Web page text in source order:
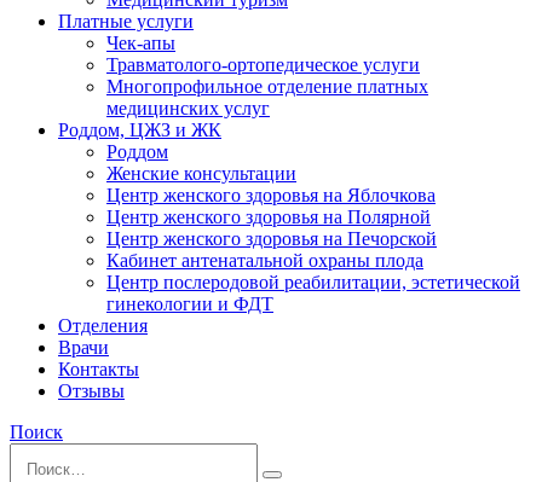
Платные услуги
Чек-апы
Травматолого-ортопедическое услуги
Многопрофильное отделение платных
медицинских услуг
Роддом, ЦЖЗ и ЖК
Роддом
Женские консультации
Центр женского здоровья на Яблочкова
Центр женского здоровья на Полярной
Центр женского здоровья на Печорской
Кабинет антенатальной охраны плода
Центр послеродовой реабилитации, эстетической
гинекологии и ФДТ
Отделения
Врачи
Контакты
Отзывы
Поиск